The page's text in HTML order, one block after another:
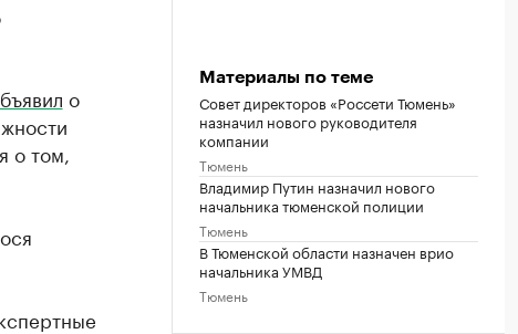
о
о том,
Материалы по теме
Совет директоров «Россети Тюмень»
назначил нового руководителя
компании
Тюмень
Владимир Путин назначил нового
начальника тюменской полиции
Тюмень
В Тюменской области назначен врио
начальника УМВД
Тюмень